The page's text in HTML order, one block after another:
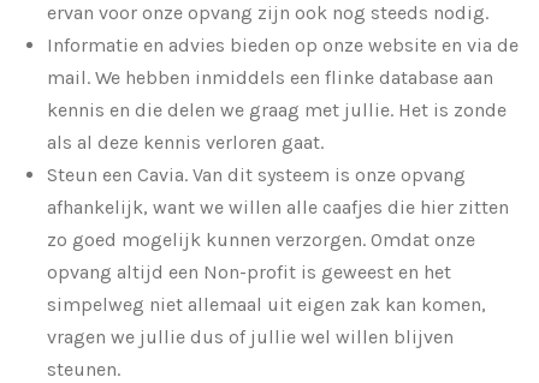
ervan voor onze opvang zijn ook nog steeds nodig.
Informatie en advies bieden op onze website en via de
mail. We hebben inmiddels een flinke database aan
kennis en die delen we graag met jullie. Het is zonde
als al deze kennis verloren gaat.
Steun een Cavia. Van dit systeem is onze opvang
afhankelijk, want we willen alle caafjes die hier zitten
zo goed mogelijk kunnen verzorgen. Omdat onze
opvang altijd een Non-profit is geweest en het
simpelweg niet allemaal uit eigen zak kan komen,
vragen we jullie dus of jullie wel willen blijven
steunen.